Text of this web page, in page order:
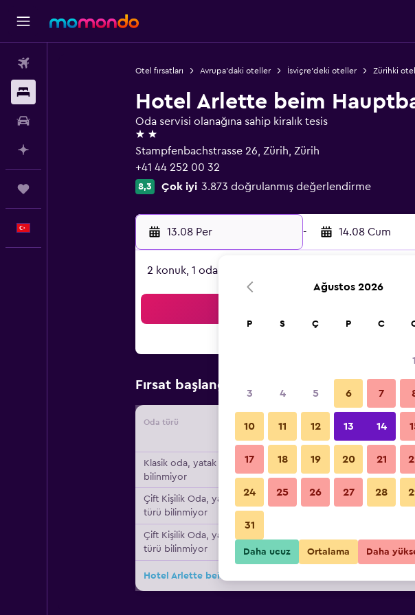
Otel fırsatları Avrupa'daki oteller İsviçre'deki oteller Zürihki
Hotel Arlette beim
Oda servisi olanağına sahip kiralık tesis
2 yıldız
Stampfenbachstrasse 26, Zürih, Zürih
+41 44 252 00 32
8,3 Çok iyi 3.873 doğrulanmış değerlendirme
13.08 Per - 14.08 Cum
2 konuk, 1 oda
Fırsat başlangıç fiyatı En ucuz gecelik
Oda türü Tedarikçi
Gecelik
Klasik oda, yatak türü
bilinmiyor
₺9.326
Çift ​Kişilik Oda, yatak
türü bilinmiyor
₺11.767
Çift ​Kişilik Oda, yatak
türü bilinmiyor
₺12.268
Hotel Arlette beim Hauptbahnhof için diğer 5fırsat
Ağustos 2026
P S Ç P C
1
3 4 5 6 7
10 11 12 13 14
17 18 19 20 21
24 25 26 27 28
31
Daha ucuz Ortalama Daha